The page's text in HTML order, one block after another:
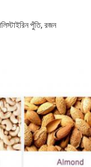
পুঁতি, রজন